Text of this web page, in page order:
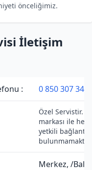
önceliğimiz.
İletişim
: 0 850 307 34
Özel Servistir.
markası ile
yetkili bağlantısı
Merkez, /